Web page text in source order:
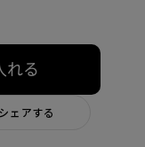
れる
ェアする